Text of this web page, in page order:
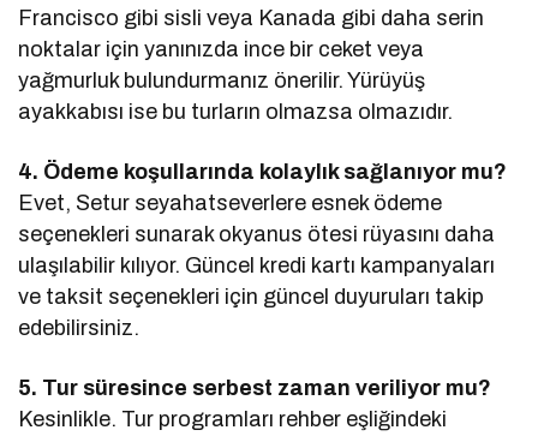
Francisco gibi sisli veya Kanada gibi daha serin
noktalar için yanınızda ince bir ceket veya
yağmurluk bulundurmanız önerilir. Yürüyüş
ayakkabısı ise bu turların olmazsa olmazıdır.
4. Ödeme koşullarında kolaylık sağlanıyor mu?
Evet, Setur seyahatseverlere esnek ödeme
seçenekleri sunarak okyanus ötesi rüyasını daha
ulaşılabilir kılıyor. Güncel kredi kartı kampanyaları
ve taksit seçenekleri için güncel duyuruları takip
edebilirsiniz.
5. Tur süresince serbest zaman veriliyor mu?
Kesinlikle. Tur programları rehber eşliğindeki